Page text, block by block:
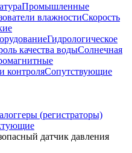
Промышленные
влажностиСкорость
Гидрологическое
качества водыСолнечная
контроляСопутствующие
(регистраторы)
датчик давления